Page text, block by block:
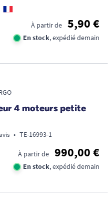
À partir de
5,90 €
En stock, expédié demain
4 moteurs petite
• TE-16993-1
À partir de 990,00 €
En stock, expédié demain